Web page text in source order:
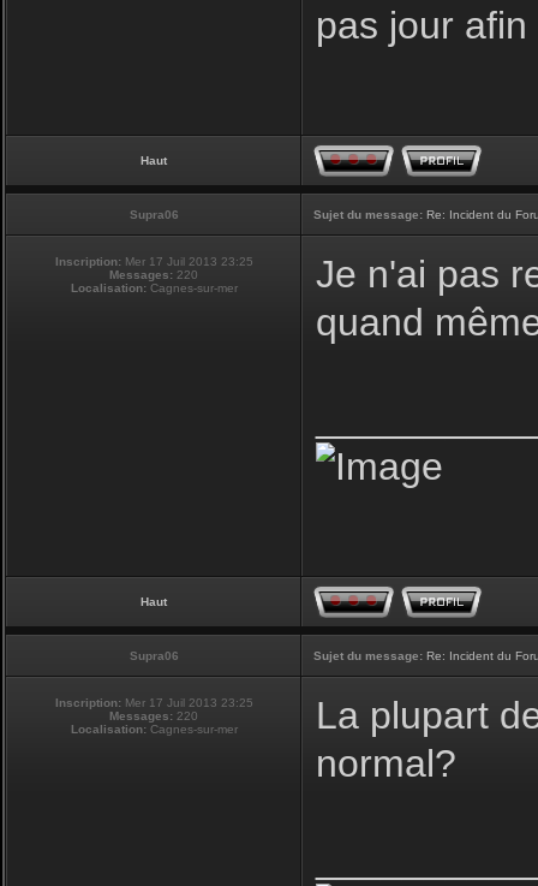
pas jour
Haut
Supra06 Sujet du message: Re: Incident du
Inscription: Mer 17 Juil 2013 23:25
Messages: 220
Localisation:Cagnes-sur-mer
Je n'ai pas
quand
Haut
Supra06 Sujet du message: Re: Incident du
Inscription: Mer 17 Juil 2013 23:25
Messages: 220
Localisation:Cagnes-sur-mer
La plupart
normal?